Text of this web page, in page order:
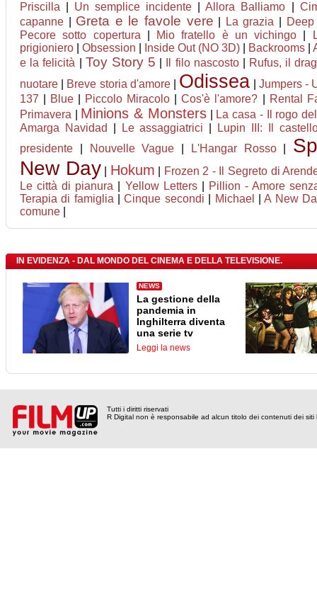
Priscilla Un semplice incidente |Allora Balliamo
capanne
Greta e le favole vere La grazia
Pecore sotto copertura
Mio fratello è un vichingo
prigioniero
Obsession Inside Out (NO 3D) Backrooms
e la felicità
Toy Story 5 Il filo nascosto|
Rufus, il
nuotare
Breve storia d'amore| Odissea
Jumpers -
137
Blue Piccolo Miracolo |Cos'è l'amore?
Rental
Primavera
Minions & Monsters|
La casa - Il rogo
Amarga Navidad
Le assaggiatrici
Lupin III: Il
presidente
Nouvelle Vague L'Hangar Rosso|
New Day
Hokum
Frozen 2 - Il Segreto di
Le città di pianura
Yellow Letters|
Pillion - Amore
Terapia di famiglia |Cinque secondi Michael |A New
comune
IN EVIDENZA - DAL MONDO DEL CINEMA E DELLA TELEVISIONE.
NEWS
La gestione della
pandemia in
Inghilterra diventa
una serie tv
Leggi la news
Tutti i diritti riservati
R Digital non è responsabile ad alcun titolo dei contenuti dei siti